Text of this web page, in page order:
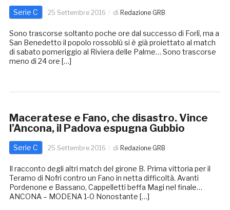
Serie C 25 Settembre 2016 di Redazione GRB
Sono trascorse soltanto poche ore dal successo di Forlì, ma a
San Benedetto il popolo rossoblù si è già proiettato al match
di sabato pomeriggio al Riviera delle Palme… Sono trascorse
meno di 24 ore […]
Maceratese e Fano, che disastro. Vince
l’Ancona, il Padova espugna Gubbio
Serie C 25 Settembre 2016 di Redazione GRB
Il racconto degli altri match del girone B. Prima vittoria per il
Teramo di Nofri contro un Fano in netta difficoltà. Avanti
Pordenone e Bassano, Cappelletti beffa Magi nel finale…
ANCONA – MODENA 1-0 Nonostante […]